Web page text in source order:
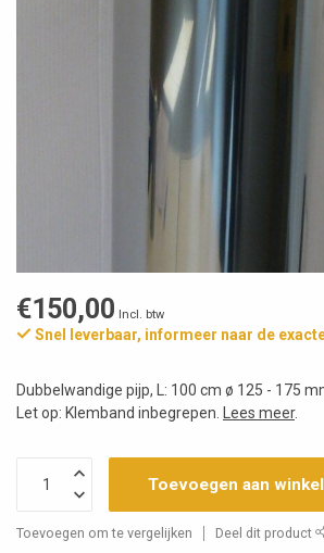
€150,00 Incl. btw
Snel leverbaar, informeer naar de
Dubbelwandige pijp, L: 100 cm ø 125 - 175
Let op: Klemband inbegrepen.
Lees meer.
Toevoegen aan
Toevoegen om te vergelijken Deel dit product